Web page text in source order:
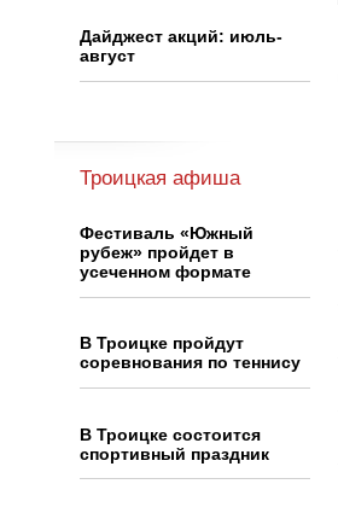
Дайджест акций: июль-
август
Троицкая афиша
Фестиваль «Южный
рубеж» пройдет в
усеченном формате
В Троицке пройдут
соревнования по теннису
В Троицке состоится
спортивный праздник